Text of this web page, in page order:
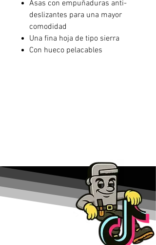
Asas con empuñaduras anti-
deslizantes para una mayor
comodidad
Una fina hoja de tipo sierra
Con hueco pelacables